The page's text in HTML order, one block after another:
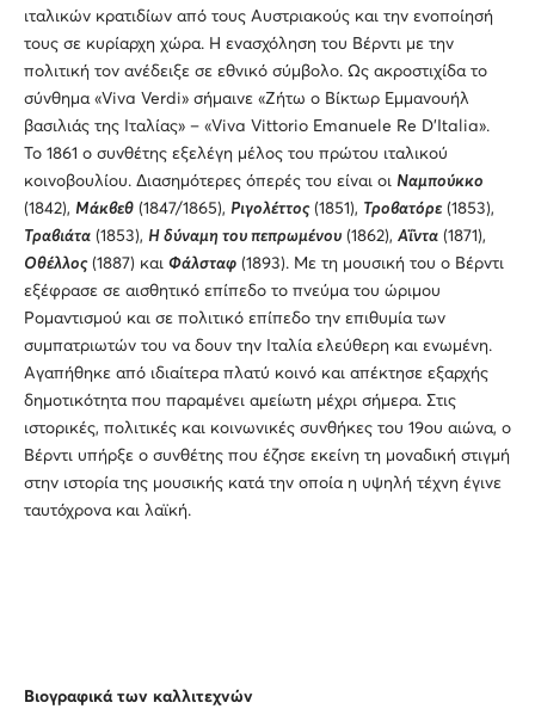
ιταλικών κρατιδίων από τους Αυστριακούς και την ενοποίησή
τους σε κυρίαρχη χώρα. Η ενασχόληση του Βέρντι με την
πολιτική τον ανέδειξε σε εθνικό σύμβολο. Ως ακροστιχίδα το
σύνθημα «Viva Verdi» σήμαινε «Ζήτω ο Βίκτωρ Εμμανουήλ
βασιλιάς της Ιταλίας» – «Viva Vittorio Emanuele Re D’Italia».
Το 1861 ο συνθέτης εξελέγη μέλος του πρώτου ιταλικού
κοινοβουλίου. Διασημότερες όπερές του είναι οι Ναμπούκκο
(1842), Μάκβεθ (1847/1865), Ριγολέττος(1851), Τροβατόρε (1853),
Τραβιάτα (1853), Η δύναμη του πεπρωμένου (1862), Αΐντα (1871),
Οθέλλος(1887) και Φάλσταφ (1893). Με τη μουσική του ο Βέρντι
εξέφρασε σε αισθητικό επίπεδο το πνεύμα του ώριμου
Ρομαντισμού και σε πολιτικό επίπεδο την επιθυμία των
συμπατριωτών του να δουν την Ιταλία ελεύθερη και ενωμένη.
Αγαπήθηκε από ιδιαίτερα πλατύ κοινό και απέκτησε εξαρχής
δημοτικότητα που παραμένει αμείωτη μέχρι σήμερα. Στις
ιστορικές, πολιτικές και κοινωνικές συνθήκες του 19ου αιώνα, ο
Βέρντι υπήρξε ο συνθέτης που έζησε εκείνη τη μοναδική στιγμή
στην ιστορία της μουσικής κατά την οποία η υψηλή τέχνη έγινε
ταυτόχρονα και λαϊκή.
Βιογραφικά των καλλιτεχνών